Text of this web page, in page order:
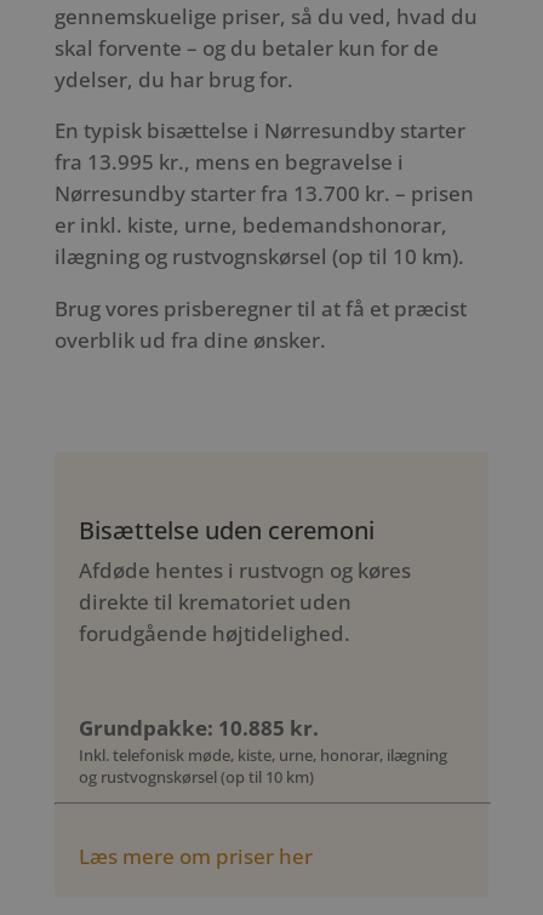
gennemskuelige priser, så du ved, hvad du
skal forvente – og du betaler kun for de
ydelser, du har brug for.
En typisk bisættelse i Nørresundby starter
fra 13.995 kr., mens en begravelse i
Nørresundby starter fra 13.700 kr. – prisen
er inkl. kiste, urne, bedemandshonorar,
ilægning og rustvognskørsel (op til 10 km).
Brug vores prisberegner til at få et præcist
overblik ud fra dine ønsker.
Bisættelse uden ceremoni
Afdøde hentes i rustvogn og køres
direkte til krematoriet uden
forudgående højtidelighed.
Grundpakke: 10.885 kr.
Inkl. telefonisk møde, kiste, urne, honorar, ilægning
og rustvognskørsel (op til 10 km)
Læs mere om priser her